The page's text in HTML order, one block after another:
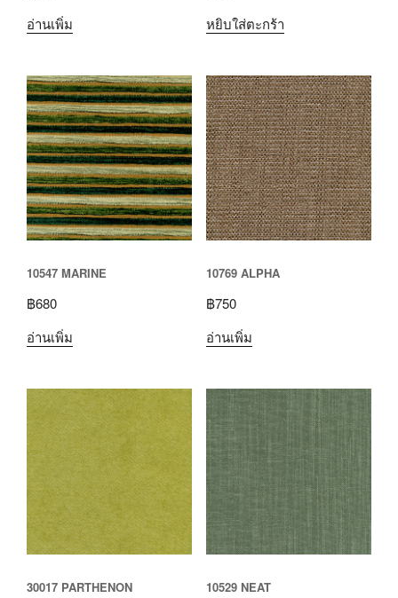
อ่านเพิ่ม
หยิบใส่ตะกร้า
10547 MARINE
฿680
อ่านเพิ่ม
10769 ALPHA
฿750
อ่านเพิ่ม
30017 PARTHENON 10529 NEAT